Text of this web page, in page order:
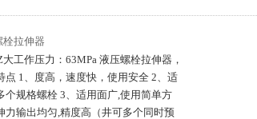
栓拉伸器
工作压力：63MPa 液压螺栓拉伸器，
点 1、度高，速度快，使用安全 2、适
个规格螺栓 3、适用面广,使用简单方
力输出均匀,精度高（井可多个同时预